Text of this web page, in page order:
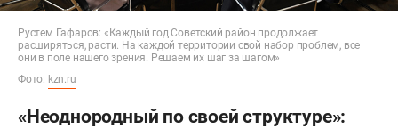
Рустем Гафаров: «Каждый год Советский район продолжает
расширяться, расти. На каждой территории свой набор проблем, все
они в поле нашего зрения. Решаем их шаг за шагом»
Фото: kzn.ru
«Неоднородный по своей структуре»: